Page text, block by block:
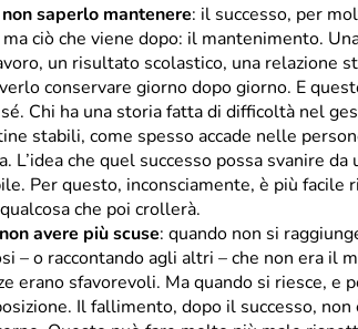
saperlo mantenere: il successo, per
ciò che viene dopo: il mantenimento.
un risultato scolastico, una relazione
conservare giorno dopo giorno. E
Chi ha una storia fatta di difficoltà nel
stabili, come spesso accade nelle
L’idea che quel successo possa svanire
Per questo, inconsciamente, è più facile
che poi crollerà.
avere più scuse: quando non si
– o raccontando agli altri – che non era il
erano sfavorevoli. Ma quando si riesce, e
Il fallimento, dopo il successo,